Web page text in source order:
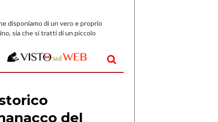
disponiamo di un vero e proprio
sia che si tratti di un piccolo